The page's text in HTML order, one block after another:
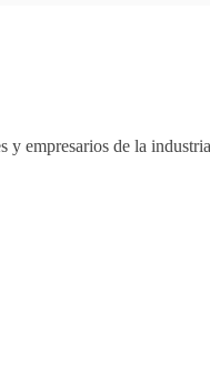
empresarios de la